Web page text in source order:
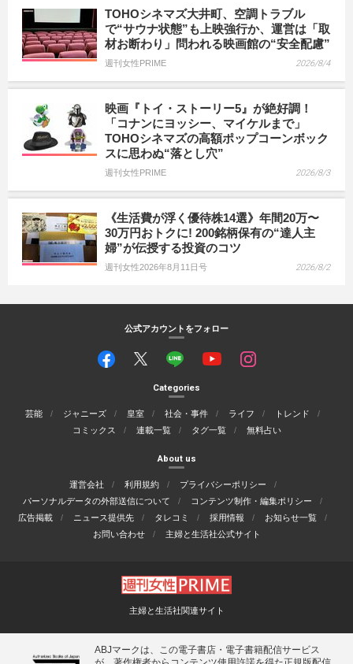
TOHOシネマズ大井町、空調トラブル
で“サウナ状態”も上映強行か、運営は「取
材お断わり」問われる映画館の“安全配慮”
週刊女性PRIME 2026/8/4
映画『トイ・ストーリー5』が絶好調！
「コナンにヨッシー、マイケルまで」
TOHOシネマズの高額ポップコーンボック
スに思わぬ“落とし穴”
週刊女性PRIME 2026/8/3
《生活費が浮く優待株14選》年間20万〜
30万円おトクに! 200銘柄保有の“達人主
婦”が伝授する投資のコツ
週刊女性2026年8月11日号 2026/8/2
公式アカウントをフォロー
Categories
芸能 ジャニーズ 皇室 社会・事件 ライフ
トレンド
コミックス
連載一覧 タグ一覧 無料占い
About us
運営会社 利用規約
プライバシーポリシー
パーソナルデータの外部送信について
コンテンツ制作・編集ポリシー
広告掲載
ニュース提供先 タレコミ 採用情報
お知らせ一覧
お問い合わせ
主婦と生活社公式サイト
主婦と生活社関連サイト
ABJマークは、この電子書店・電子書籍配信サービス